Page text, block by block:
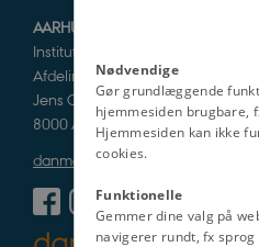
AARHUS UNIVERSITET
Institut for Kultur og Samfund
Afdeling for Historie og Klassiske
Jens Chr. Skous Vej 5
8000 Aarhus C
danmarkshistorien@cas.au.dk
Nødvendige
Gør grundlæggende
hjemmesiden brugbare,
Hjemmesiden kan ikke
cookies.
Funktionelle
Gemmer dine valg på
navigerer rundt, fx